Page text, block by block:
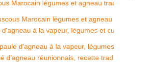
Marocain légumes et agneau traditionnel
d'agneau à la vapeur, légumes et cumin